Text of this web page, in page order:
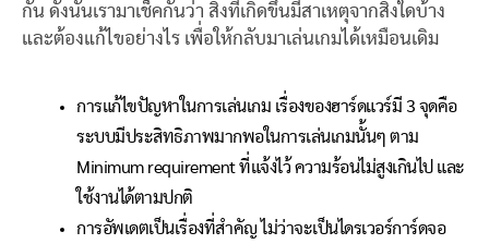
กัน ดังนั้นเรามาเช็คกันว่า สิ่งที่เกิดขึ้นมีสาเหตุจากสิ่งใดบ้าง
และต้องแก้ไขอย่างไร เพื่อให้กลับมาเล่นเกมได้เหมือนเดิม
การแก้ไขปัญหาในการเล่นเกม เรื่องของฮาร์ดแวร์มี 3 จุดคือ
ระบบมีประสิทธิภาพมากพอในการเล่นเกมนั้นๆ ตาม
Minimum requirement ที่แจ้งไว้ ความร้อนไม่สูงเกินไป และ
ใช้งานได้ตามปกติ
การอัพเดตเป็นเรื่องที่สำคัญ ไม่ว่าจะเป็นไดรเวอร์การ์ดจอ